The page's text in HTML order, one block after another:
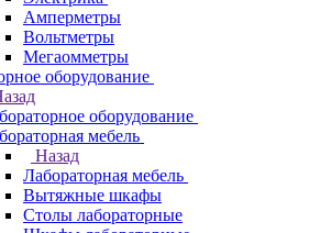
Амперметры
Вольтметры
Мегаомметры
оборудование
оборудование
мебель
Назад
Лабораторная мебель
Вытяжные шкафы
Столы лабораторные